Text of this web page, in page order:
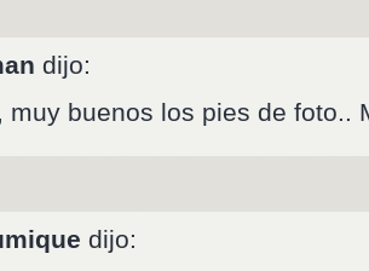
dijo:
muy buenos los pies de foto..
dijo: